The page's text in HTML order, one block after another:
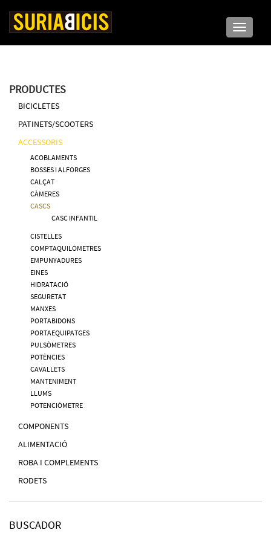
Toggle
PRODUCTES
BICICLETES
PATINETS/SCOOTERS
ACCESSORIS
ACOBLAMENTS
BOSSES I ALFORGES
CALÇAT
CÀMERES
CASCS
CASC INFANTIL
CISTELLES
COMPTAQUILÒMETRES
EMPUNYADURES
EINES
HIDRATACIÓ
SEGURETAT
MANXES
PORTABIDONS
PORTAEQUIPATGES
PULSÒMETRES
POTÈNCIES
CAVALLETS
MANTENIMENT
LLUMS
POTENCIÒMETRE
COMPONENTS
ALIMENTACIÓ
ROBA I COMPLEMENTS
RODETS
BUSCADOR